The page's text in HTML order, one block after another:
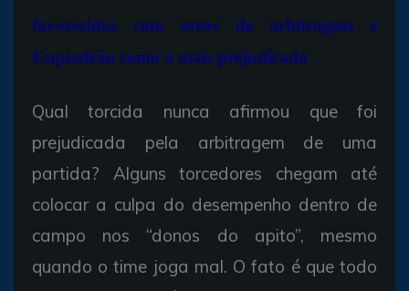
favorecidos com erros de arbitragem e
Esquadrão como o mais prejudicado
Qual torcida nunca afirmou que foi
prejudicada pela arbitragem de uma
partida? Alguns torcedores chegam até
colocar a culpa do desempenho dentro de
campo nos “donos do apito”, mesmo
quando o time joga mal. O fato é que todo